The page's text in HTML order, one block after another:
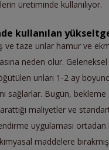
üretiminde kullanılıyor.
kullanılan
ve taze unlar hamur ve
neden olur.
unları 1-2 ay
sağlarlar. Bugün, bekleme
maliyetler ve
uygulaması ortadan
maddelere